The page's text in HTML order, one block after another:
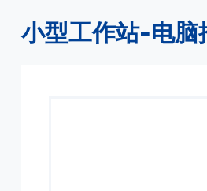
小型工作站-电